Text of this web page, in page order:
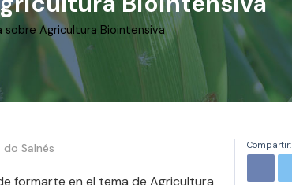
sobre Agricultura Biointensiva
do Salnés
formarte en el tema de Agricultura
Compartir: